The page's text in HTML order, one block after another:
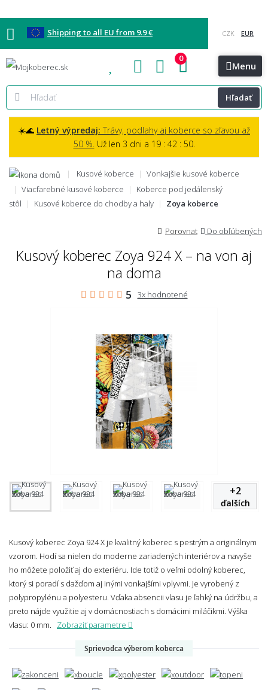
Shipping to all EU from 9.9 €
Blog Kontakt Menu
Hľadať
0
☀️🌊 Letný výpredaj: Trávy, podlahy aj koberce so zľavou až
50 %. Už len 3 dni a 19 : 42 : 49.
Kusové koberce
Vonkajšie kusové koberce
Viacfarebné kusové koberce
Koberce pod jedálenský
stôl
Kusové koberce do chodby a haly Zoya koberce
Porovnat Do obľúbených
Kusový koberec Zoya 924 X – na von aj
na doma
5 3x hodnotené
+2
ďalších
Kusový koberec Zoya 924 X je kvalitný koberec s pestrým a originálnym
vzorom. Hodí sa nielen do moderne zariadených interiérov a navyše
ho môžete položiť aj do exteriéru. Ide totiž o veľmi odolný koberec,
ktorý si poradí s dažďom aj inými vonkajšími vplyvmi. Je vyrobený z
polypropylénu a polyesteru. Vďaka absencii vlasu je ľahký na údržbu, a
preto nájde využitie aj v domácnostiach s domácimi miláčikmi. Výška
vlasu: 0 mm.
Zobraziť parametre
Sprievodca výberom koberca